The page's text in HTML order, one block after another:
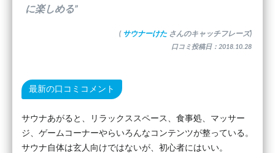
に楽しめる”
( サウナーけた さんのキャッチフレーズ)
口コミ投稿日：2018.10.28
最新の口コミコメント
サウナあがると、リラックススペース、食事処、マッサー
ジ、ゲームコーナーやらいろんなコンテンツが整っている。
サウナ自体は玄人向けではないが、初心者にはいい。